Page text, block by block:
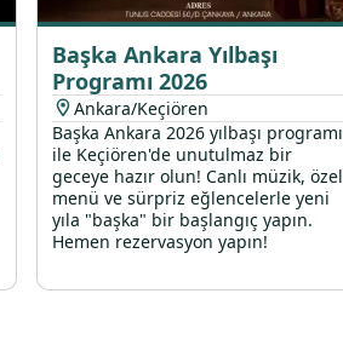
Başka Ankara Yılbaşı
Programı 2026
Ankara/Keçiören
Başka Ankara 2026 yılbaşı programı
ile Keçiören'de unutulmaz bir
geceye hazır olun! Canlı müzik, özel
menü ve sürpriz eğlencelerle yeni
yıla "başka" bir başlangıç yapın.
Hemen rezervasyon yapın!